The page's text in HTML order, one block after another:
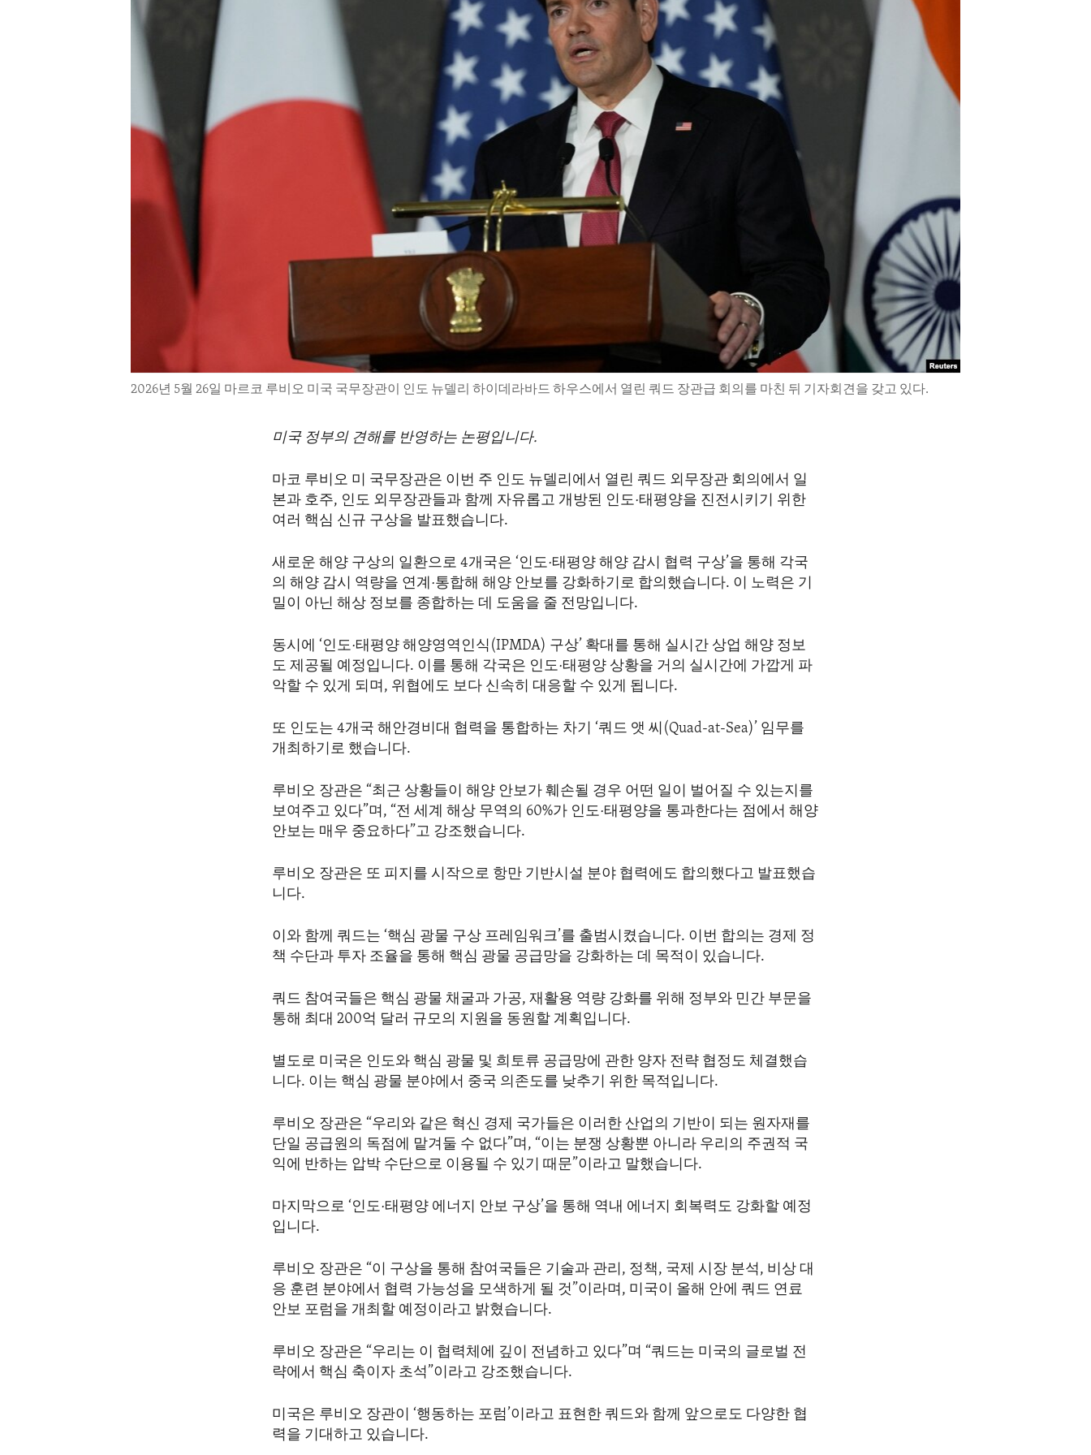
2026년 5월 26일 마르코 루비오 미국 국무장관이 인도 뉴델리 하이데라바드 하우스에서 열린 쿼드 장관급 회의를 마친 뒤 기자회견을 갖고 있다.
미국 정부의 견해를 반영하는 논평입니다.
마코 루비오 미 국무장관은 이번 주 인도 뉴델리에서 열린 쿼드 외무장관 회의에서 일
본과 호주, 인도 외무장관들과 함께 자유롭고 개방된 인도·태평양을 진전시키기 위한
여러 핵심 신규 구상을 발표했습니다.
새로운 해양 구상의 일환으로 4개국은 ‘인도·태평양 해양 감시 협력 구상’을 통해 각국
의 해양 감시 역량을 연계·통합해 해양 안보를 강화하기로 합의했습니다. 이 노력은 기
밀이 아닌 해상 정보를 종합하는 데 도움을 줄 전망입니다.
동시에 ‘인도·태평양 해양영역인식(IPMDA) 구상’ 확대를 통해 실시간 상업 해양 정보
도 제공될 예정입니다. 이를 통해 각국은 인도·태평양 상황을 거의 실시간에 가깝게 파
악할 수 있게 되며, 위협에도 보다 신속히 대응할 수 있게 됩니다.
또 인도는 4개국 해안경비대 협력을 통합하는 차기 ‘쿼드 앳 씨(Quad-at-Sea)’ 임무를
개최하기로 했습니다.
루비오 장관은 “최근 상황들이 해양 안보가 훼손될 경우 어떤 일이 벌어질 수 있는지를
보여주고 있다”며, “전 세계 해상 무역의 60%가 인도·태평양을 통과한다는 점에서 해양
안보는 매우 중요하다”고 강조했습니다.
루비오 장관은 또 피지를 시작으로 항만 기반시설 분야 협력에도 합의했다고 발표했습
니다.
이와 함께 쿼드는 ‘핵심 광물 구상 프레임워크’를 출범시켰습니다. 이번 합의는 경제 정
책 수단과 투자 조율을 통해 핵심 광물 공급망을 강화하는 데 목적이 있습니다.
쿼드 참여국들은 핵심 광물 채굴과 가공, 재활용 역량 강화를 위해 정부와 민간 부문을
통해 최대 200억 달러 규모의 지원을 동원할 계획입니다.
별도로 미국은 인도와 핵심 광물 및 희토류 공급망에 관한 양자 전략 협정도 체결했습
니다. 이는 핵심 광물 분야에서 중국 의존도를 낮추기 위한 목적입니다.
루비오 장관은 “우리와 같은 혁신 경제 국가들은 이러한 산업의 기반이 되는 원자재를
단일 공급원의 독점에 맡겨둘 수 없다”며, “이는 분쟁 상황뿐 아니라 우리의 주권적 국
익에 반하는 압박 수단으로 이용될 수 있기 때문”이라고 말했습니다.
마지막으로 ‘인도·태평양 에너지 안보 구상’을 통해 역내 에너지 회복력도 강화할 예정
입니다.
루비오 장관은 “이 구상을 통해 참여국들은 기술과 관리, 정책, 국제 시장 분석, 비상 대
응 훈련 분야에서 협력 가능성을 모색하게 될 것”이라며, 미국이 올해 안에 쿼드 연료
안보 포럼을 개최할 예정이라고 밝혔습니다.
루비오 장관은 “우리는 이 협력체에 깊이 전념하고 있다”며 “쿼드는 미국의 글로벌 전
략에서 핵심 축이자 초석”이라고 강조했습니다.
미국은 루비오 장관이 ‘행동하는 포럼’이라고 표현한 쿼드와 함께 앞으로도 다양한 협
력을 기대하고 있습니다.